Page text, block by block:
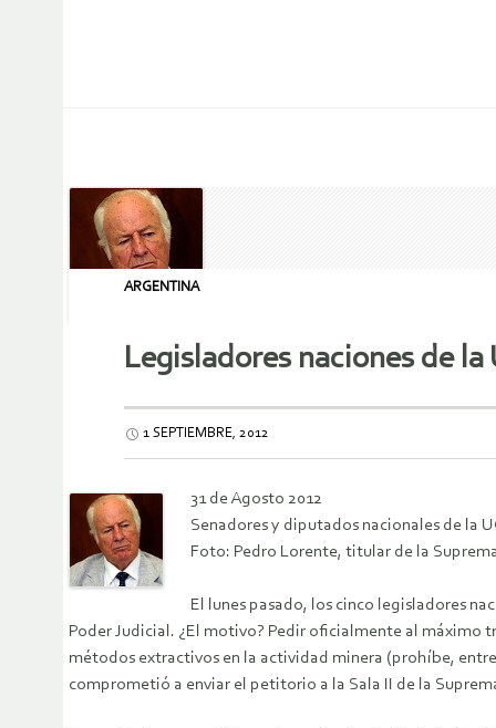
ARGENTINA
Legisladores naciones de
1 SEPTIEMBRE, 2012
31 de Agosto 2012
Senadores y diputados nacionales de la
Foto: Pedro Lorente, titular de la
El lunes pasado, los cinco legisladores
Poder Judicial. ¿El motivo? Pedir oficialmente al máximo
métodos extractivos en la actividad minera (prohíbe,
comprometió a enviar el petitorio a la Sala II de la